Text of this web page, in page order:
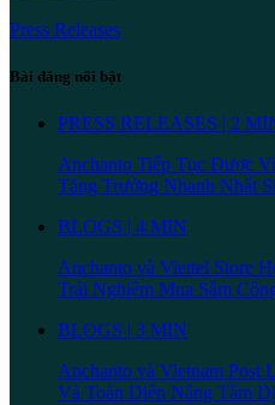
Press Releases
Bài đăng nổi bật
PRESS RELEASES | 2
Anchanto Tiếp Tục Được
Tăng Trưởng Nhanh Nhất
BLOGS | 4 MIN
Anchanto và Viettel Store
Trải Nghiệm Mua Sắm
BLOGS | 3 MIN
Anchanto và Vietnam Post
Và Toàn Diện Nâng Tầm